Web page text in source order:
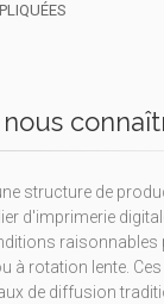
structure de
d'imprimerie
raisonnables
à rotation lente.
de diffusion